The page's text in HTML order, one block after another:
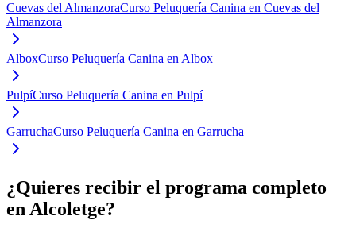
Cuevas del AlmanzoraCurso Peluquería Canina en Cuevas del
Almanzora
AlboxCurso Peluquería Canina en Albox
PulpíCurso Peluquería Canina en Pulpí
GarruchaCurso Peluquería Canina en Garrucha
¿Quieres recibir el programa completo
en Alcoletge?